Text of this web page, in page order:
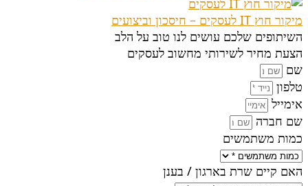
מיקור חוץ IT לעסקים – חיסכון וביצועים
השיתופים שלכם עושים לנו טוב על הלב
הצעת מחיר לשירותי מחשוב לעסקים
שם
טלפון
אימייל
שם חברה
כמות משתמשים
האם קיים שרת בארגון / בענן